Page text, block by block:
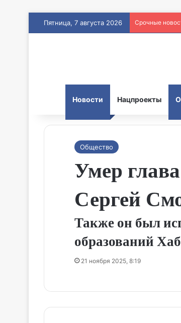
Пятница, 7 августа 2026 Срочные
Новости Нацпроекты
Общество
Умер
Сергей
Также он был
образований
21 ноября 2025, 8:19